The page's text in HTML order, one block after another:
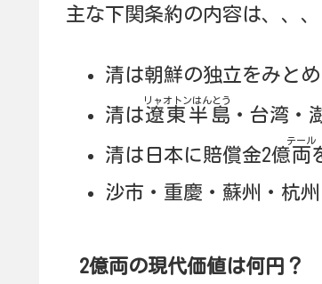
主な下関条約の内容は、、、
清は朝鮮の独立をみと
清は遼東半島
リャオトンはんとう
・台湾・
清は日本に賠償金2億両
テール
沙市・重慶・蘇州・杭
2億両の現代価値は何円？